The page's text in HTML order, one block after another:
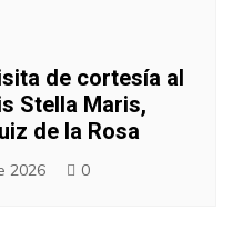
de cortesía al
Stella Maris,
de la Rosa
2026 0